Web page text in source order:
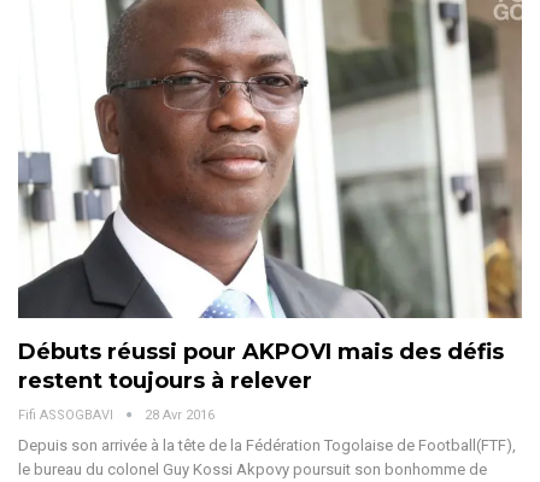
Débuts réussi pour AKPOVI mais des défis
restent toujours à relever
Fifi ASSOGBAVI 28 Avr 2016
Depuis son arrivée à la tête de la Fédération Togolaise de Football(FTF),
le bureau du colonel Guy Kossi Akpovy poursuit son bonhomme de